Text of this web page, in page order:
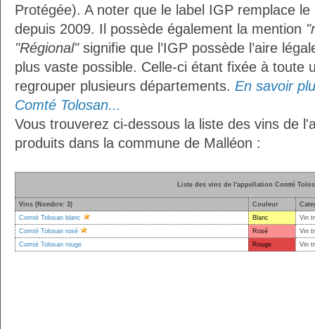
Protégée). A noter que le label IGP remplace
depuis 2009. Il possède également la mention
"Régional"signifie que l’IGP possède l’aire
plus vaste possible. Celle-ci étant fixée à toute
regrouper plusieurs départements. En savoir
Comté Tolosan...
Vous trouverez ci-dessous la liste des vins de
produits dans la commune de Malléon :
Liste des vins de l'appellation Comté
Vins (Nombre: 3) Couleur
Comté Tolosan blanc
Blanc
Vin
Comté Tolosan rosé
Rosé
Vin
Comté Tolosan rouge
Rouge Vin